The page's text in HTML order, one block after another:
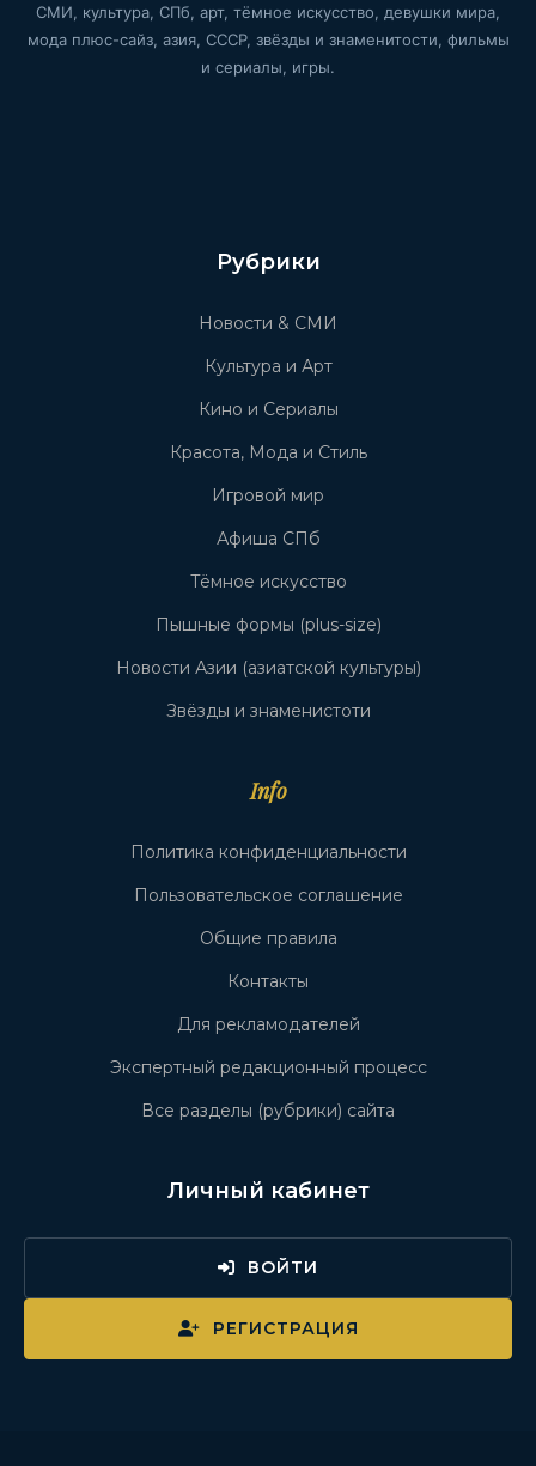
СМИ, культура, СПб, арт, тёмное искусство, девушки мира,
мода плюс-сайз, азия, СССР, звёзды и знаменитости, фильмы
и сериалы, игры.
Рубрики
Новости & СМИ
Культура и Арт
Кино и Сериалы
Красота, Мода и Стиль
Игровой мир
Афиша СПб
Тёмное искусство
Пышные формы (plus-size)
Новости Азии (азиатской культуры)
Звёзды и знаменистоти
Info
Политика конфиденциальности
Пользовательское соглашение
Общие правила
Контакты
Для рекламодателей
Экспертный редакционный процесс
Все разделы (рубрики) сайта
Личный кабинет
ВОЙТИ
РЕГИСТРАЦИЯ